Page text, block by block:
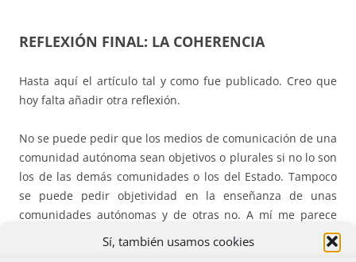
Sí, también usamos cookies
REFLEXIÓN FINAL: LA COHERENCIA
Hasta aquí el artículo tal y como fue publicado. Creo que
hoy falta añadir otra reflexión.
No se puede pedir que los medios de comunicación de una
comunidad autónoma sean objetivos o plurales si no lo son
los de las demás comunidades o los del Estado. Tampoco
se puede pedir objetividad en la enseñanza de unas
comunidades autónomas y de otras no. A mí me parece
que se podrían crear unos órganos de supervisión de esa
neutralidad y objetividad para todos los medios públicos, y